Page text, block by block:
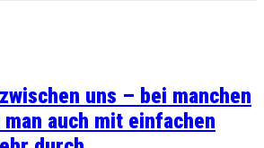
uns – bei manchen
auch mit einfachen